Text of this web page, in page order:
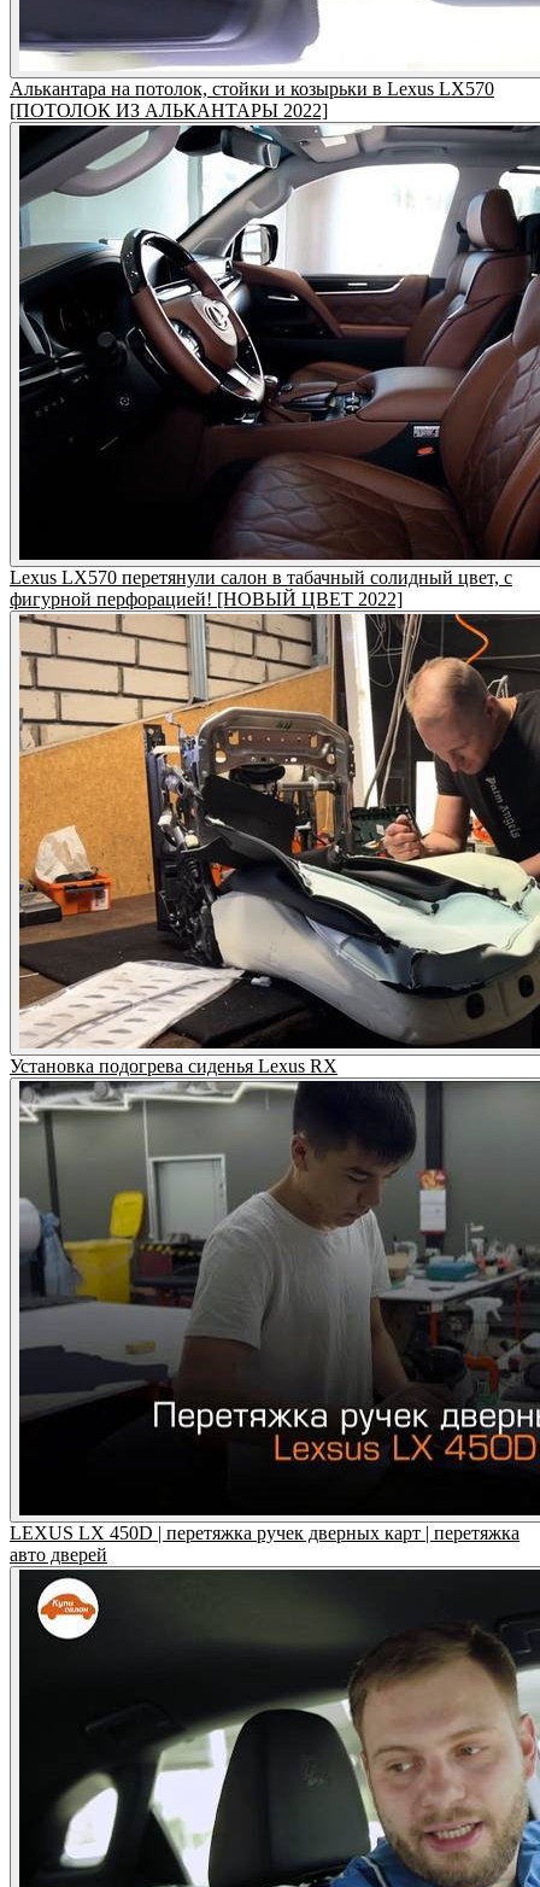
Алькантара на потолок, стойки и козырьки в Lexus LX570
[ПОТОЛОК ИЗ АЛЬКАНТАРЫ 2022]
Lexus LX570 перетянули салон в табачный солидный цвет, с
фигурной перфорацией! [НОВЫЙ ЦВЕТ 2022]
Установка подогрева сиденья Lexus RX
LEXUS LX 450D | перетяжка ручек дверных карт | перетяжка
авто дверей